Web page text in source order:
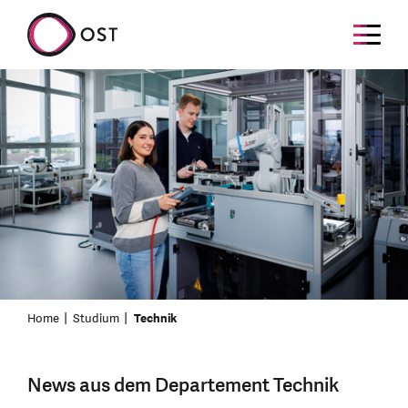
Home Studium Technik
News aus dem Departement Technik